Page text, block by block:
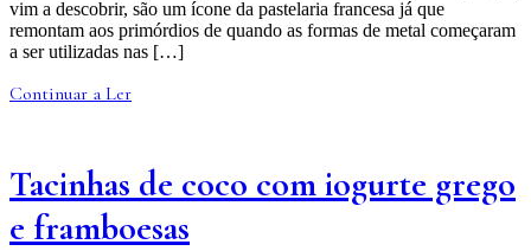
vim a descobrir, são um ícone da pastelaria francesa já que
remontam aos primórdios de quando as formas de metal começaram
a ser utilizadas nas […]
Continuar a Ler
Tacinhas de coco com iogurte grego
e framboesas